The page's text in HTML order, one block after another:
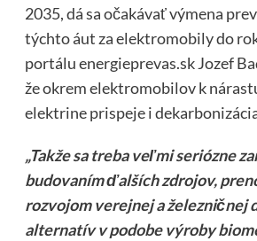
2035, dá sa očakávať výmena
týchto áut za elektromobily do
portálu energieprevas.sk Jozef
že okrem elektromobilov k
elektrine prispeje i
„Takže sa treba veľmi seriózne
budovaním ďalších zdrojov,
rozvojom verejnej a železničnej
alternatív v podobe výroby